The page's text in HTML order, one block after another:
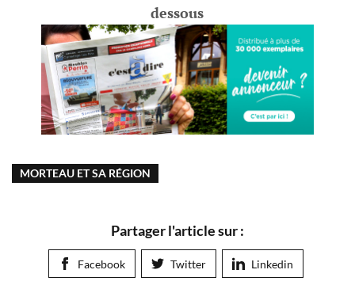
dessous
MORTEAU ET SA RÉGION
Partager l'article sur :
Facebook Twitter Linkedin